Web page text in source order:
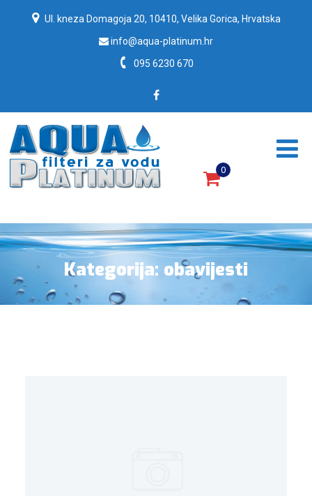
Ul. kneza Domagoja 20, 10410, Velika Gorica, Hrvatska
info@aqua-platinum.hr
095 6230 670
0
Kategorija: obavijesti